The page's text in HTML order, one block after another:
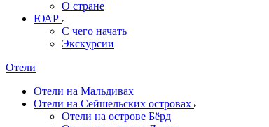
О стране
ЮАР
С чего начать
Экскурсии
Отели
Отели на Мальдивах
Отели на Сейшельских островах
Отели на острове Бёрд